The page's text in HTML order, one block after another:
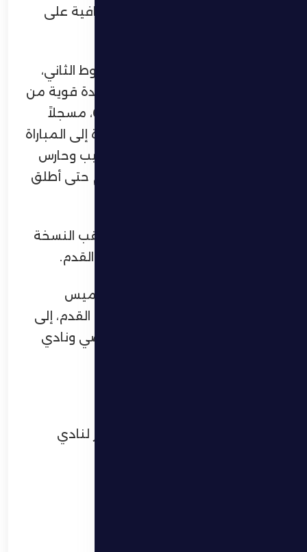
عبدالله فدقع، ما أضفى حيوية إضافية على
ومع اقتراب اللقاء من منتصف الشوط الثاني،
عاد السيب للتقدم مجدداً عبر تسديدة قوية من
خارج منطقة الجزاء عند الدقيقة 66، مسجلاً
الهدف الثاني. وحاول الظفرة العودة إلى المباراة
عبر ضغط متواصل، إلا أن دفاع السيب وحارس
مرماه نجحا في الحفاظ على التقدم حتى أطلق
وبهذه النتيجة، توج نادي السيب بلقب النسخة
الثانية من بطولة ليوا الدولية لكرة القدم.
وقام بتتويج البطل كل من حمد خميس
المنصوري رئيس شركة الظفرة لكرة القدم، إلى
جانب ممثلي مجلس أبوظبي الرياضي ونادي
ألف مبروك لنادي السيب، وحظ أوفر لنادي